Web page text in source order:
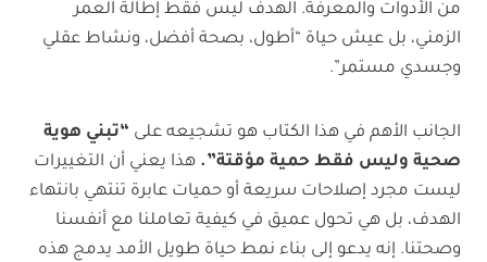
من الأدوات والمعرفة. الهدف ليس فقط إطالة العمر
الزمني، بل عيش حياة “أطول، بصحة أفضل، ونشاط عقلي
وجسدي مستمر”.
الجانب الأهم في هذا الكتاب هو تشجيعه على “تبني هوية
صحية وليس فقط حمية مؤقتة”. هذا يعني أن التغييرات
ليست مجرد إصلاحات سريعة أو حميات عابرة تنتهي بانتهاء
الهدف، بل هي تحول عميق في كيفية تعاملنا مع أنفسنا
وصحتنا. إنه يدعو إلى بناء نمط حياة طويل الأمد يدمج هذه